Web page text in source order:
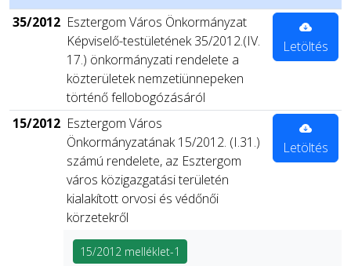
35/2012 Esztergom Város Önkormányzat
Képviselő-testületének 35/2012.(IV.
17.) önkormányzati rendelete a
közterületek nemzetiünnepeken
történő fellobogózásáról
Letöltés
15/2012 Esztergom Város
Önkormányzatának 15/2012. (I.31.)
számú rendelete, az Esztergom
város közigazgatási területén
kialakított orvosi és védőnői
körzetekről
Letöltés
15/2012 melléklet-1